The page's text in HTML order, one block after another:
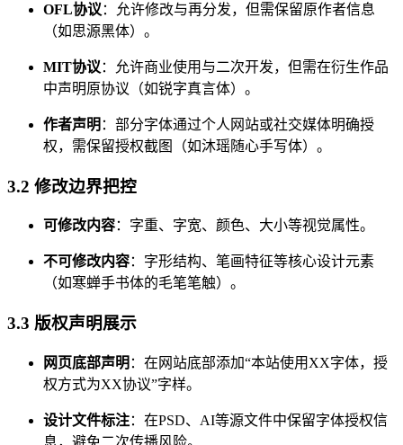
OFL协议 ：允许修改与再分发，但需保留原作者信息
（如思源黑体）。
MIT协议 ：允许商业使用与二次开发，但需在衍生作品
中声明原协议（如锐字真言体）。
作者声明 ：部分字体通过个人网站或社交媒体明确授
权，需保留授权截图（如沐瑶随心手写体）。
3.2 修改边界把控
可修改内容：字重、字宽、颜色、大小等视觉属性。
不可修改内容：字形结构、笔画特征等核心设计元素
（如寒蝉手书体的毛笔笔触）。
3.3 版权声明展示
网页底部声明 ：在网站底部添加“本站使用XX字体，授
权方式为XX协议”字样。
设计文件标注：在PSD、AI等源文件中保留字体授权信
息，避免二次传播风险。